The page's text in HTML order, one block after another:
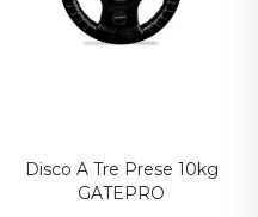
Disco A Tre Prese 10kg
GATEPRO